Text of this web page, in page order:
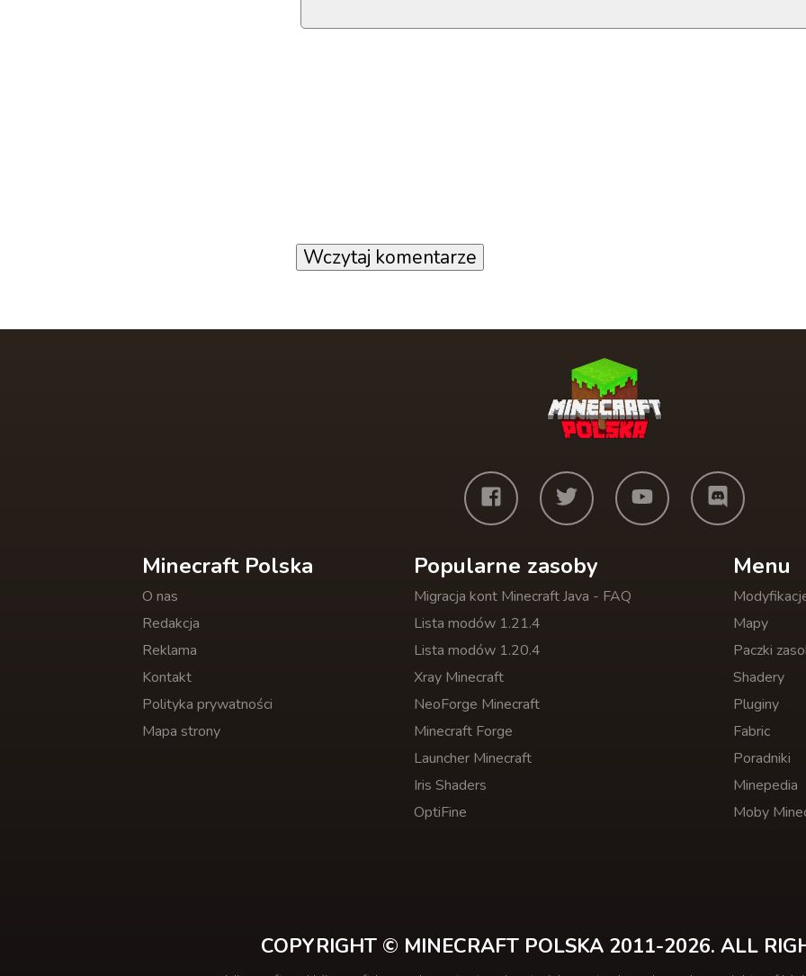
Wczytaj komentarze
Minecraft Polska
O nas
Redakcja
Reklama
Kontakt
Polityka prywatności
Mapa strony
Popularne zasoby
Migracja kont Minecraft Java - FAQ
Lista modów 1.21.4
Lista modów 1.20.4
Xray Minecraft
NeoForge Minecraft
Minecraft Forge
Launcher Minecraft
Iris Shaders
OptiFine
Menu
Mapy
Paczki
Shadery
Pluginy
Fabric
Poradniki
Minepedia
Moby
COPYRIGHT © MINECRAFT POLSKA 2011-2026. ALL